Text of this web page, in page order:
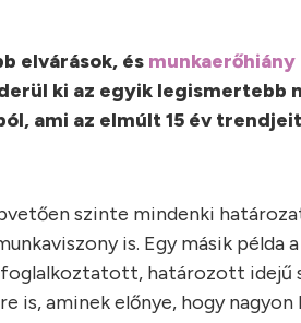
elvárások, és
ki az egyik legismertebb
ami az elmúlt 15 év
szinte mindenki
is. Egy másik
határozott idejű
is, aminek előnye, hogy